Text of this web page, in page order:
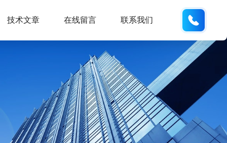
技术文章 在线留言 联系我们